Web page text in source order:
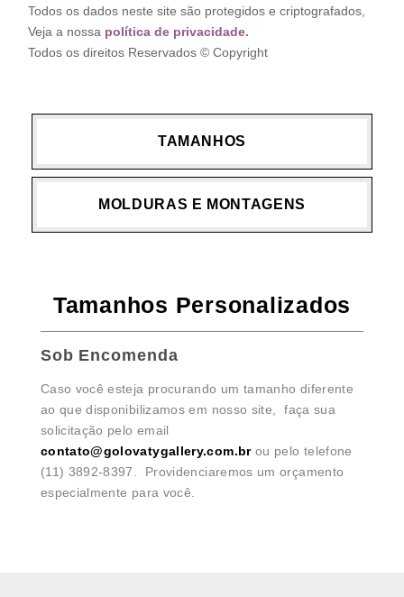
Todos os dados neste site são protegidos e criptografados,
Veja a nossa política de privacidade.
Todos os direitos Reservados © Copyright
TAMANHOS
MOLDURAS E MONTAGENS
Tamanhos Personalizados
Sob Encomenda
Caso você esteja procurando um tamanho diferente
ao que disponibilizamos em nosso site, faça sua
solicitação pelo email
contato@golovatygallery.com.brou pelo telefone
(11) 3892-8397. Providenciaremos um orçamento
especialmente para você.